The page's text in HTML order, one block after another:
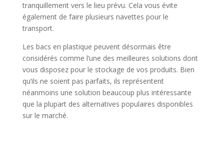
tranquillement vers le lieu prévu. Cela vous évite
également de faire plusieurs navettes pour le
transport.
Les bacs en plastique peuvent désormais être
considérés comme l’une des meilleures solutions dont
vous disposez pour le stockage de vos produits. Bien
qu’ils ne soient pas parfaits, ils représentent
néanmoins une solution beaucoup plus intéressante
que la plupart des alternatives populaires disponibles
sur le marché.